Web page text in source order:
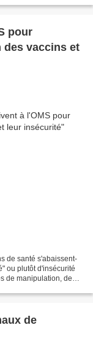
pour
des vaccins et
de santé s'abaissent-
ou plutôt d'insécurité
de manipulation, de
de